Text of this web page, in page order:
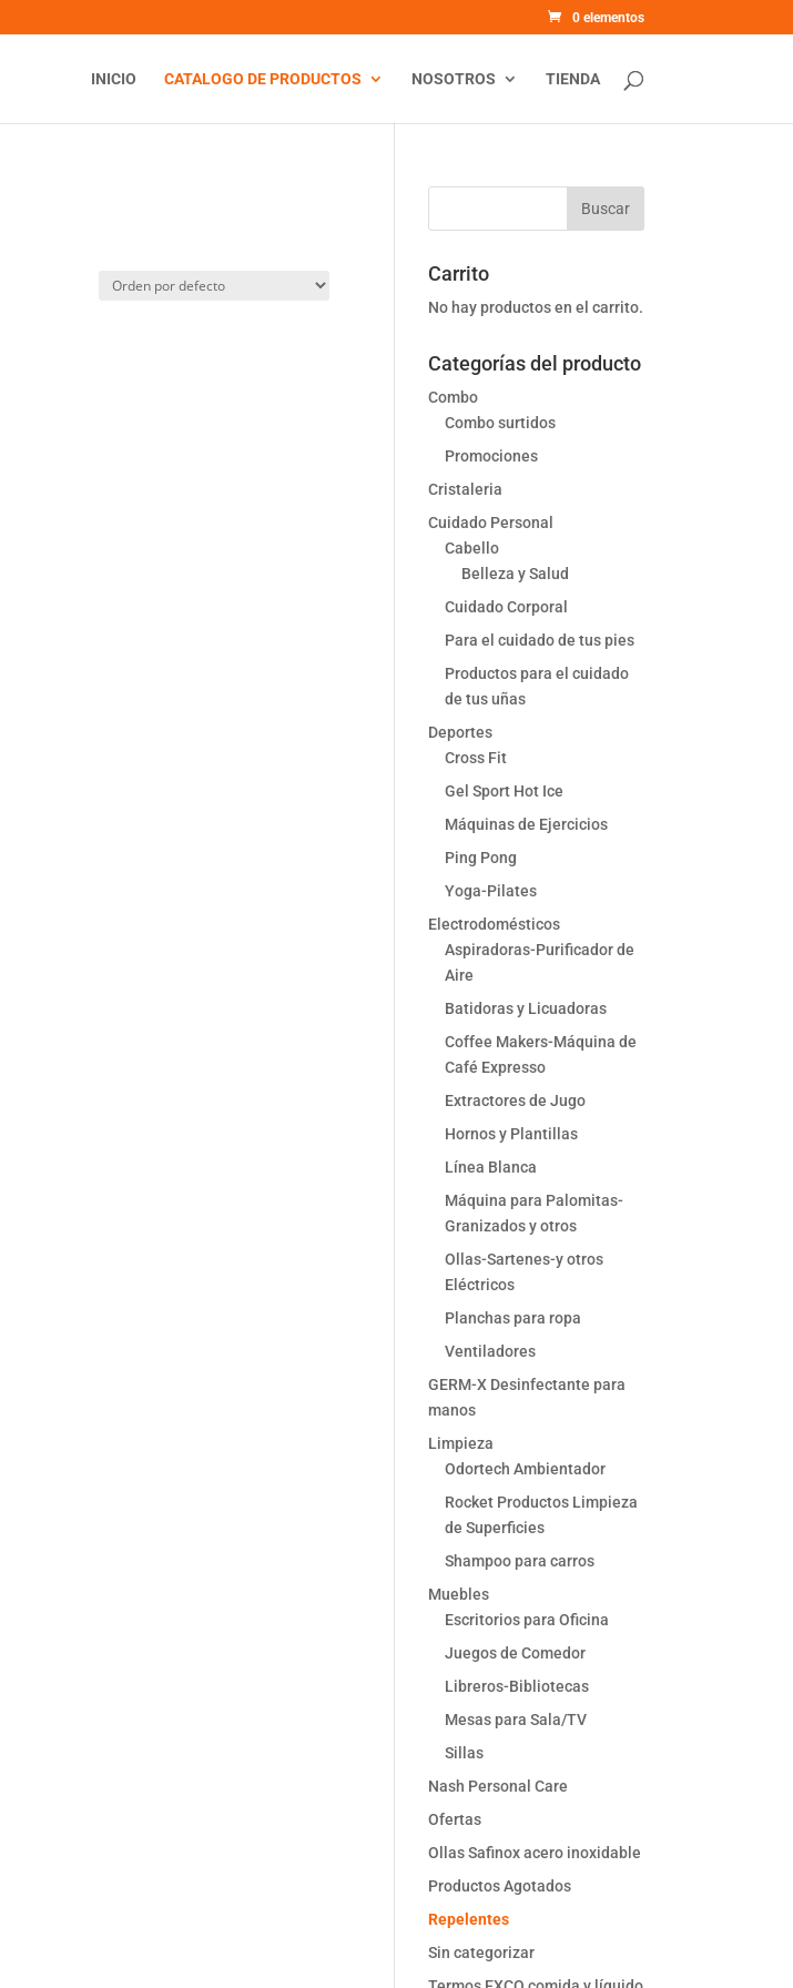
0 elementos
INICIO CATALOGO DE PRODUCTOS NOSOTROS TIENDA
Carrito
No hay productos en el carrito.
Categorías del producto
Combo
Combo surtidos
Promociones
Cristaleria
Cuidado Personal
Cabello
Belleza y Salud
Cuidado Corporal
Para el cuidado de tus pies
Productos para el cuidado
de tus uñas
Deportes
Cross Fit
Gel Sport Hot Ice
Máquinas de Ejercicios
Ping Pong
Yoga-Pilates
Electrodomésticos
Aspiradoras-Purificador de
Aire
Batidoras y Licuadoras
Coffee Makers-Máquina de
Café Expresso
Extractores de Jugo
Hornos y Plantillas
Línea Blanca
Máquina para Palomitas-
Granizados y otros
Ollas-Sartenes-y otros
Eléctricos
Planchas para ropa
Ventiladores
GERM-X Desinfectante para
manos
Limpieza
Odortech Ambientador
Rocket Productos Limpieza
de Superficies
Shampoo para carros
Muebles
Escritorios para Oficina
Juegos de Comedor
Libreros-Bibliotecas
Mesas para Sala/TV
Sillas
Nash Personal Care
Ofertas
Ollas Safinox acero inoxidable
Productos Agotados
Repelentes
Sin categorizar